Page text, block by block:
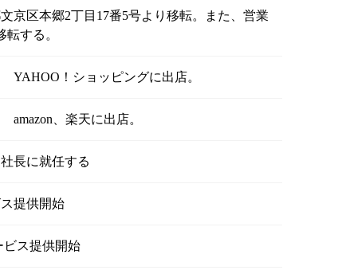
京区本郷2丁目17番5号より移転。また、営業
する。
！ショッピングに出店。
、楽天に出店。
長に就任する
提供開始
ビス提供開始